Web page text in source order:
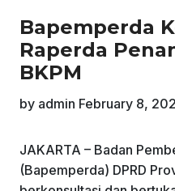
Bapemperda
Raperda
BKPM
by admin February 8,
JAKARTA – Badan
(Bapemperda) DPRD